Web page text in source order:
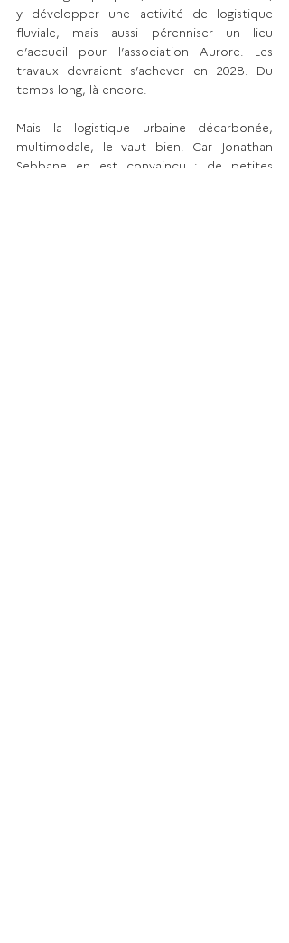
y développer une activité de logistique
fluviale, mais aussi pérenniser un lieu
d’accueil pour l’association Aurore. Les
travaux devraient s’achever en 2028. Du
temps long, là encore.
Mais la logistique urbaine décarbonée,
multimodale, le vaut bien. Car Jonathan
Sebbane en est convaincu : de petites